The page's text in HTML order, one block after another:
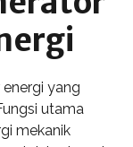
yang
utama
mekanik